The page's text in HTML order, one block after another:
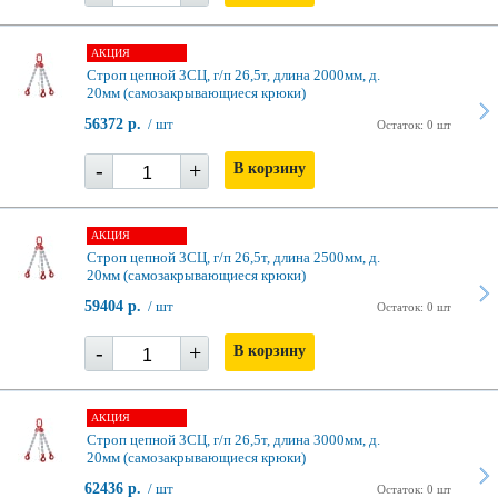
АКЦИЯ
Строп цепной 3СЦ, г/п 26,5т, длина 2000мм, д.
20мм (самозакрывающиеся крюки)
Остаток: 0 шт
56372 р. / шт
- + В корзину
АКЦИЯ
Строп цепной 3СЦ, г/п 26,5т, длина 2500мм, д.
20мм (самозакрывающиеся крюки)
Остаток: 0 шт
59404 р. / шт
- + В корзину
АКЦИЯ
Строп цепной 3СЦ, г/п 26,5т, длина 3000мм, д.
20мм (самозакрывающиеся крюки)
Остаток: 0 шт
62436 р. / шт